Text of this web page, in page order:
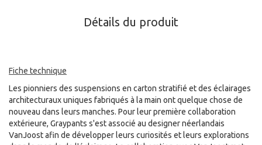
Détails du produit
Fiche technique
Les pionniers des suspensions en carton stratifié et des éclairages
architecturaux uniques fabriqués à la main ont quelque chose de
nouveau dans leurs manches. Pour leur première collaboration
extérieure, Graypants s'est associé au designer néerlandais
VanJoost afin de développer leurs curiosités et leurs explorations